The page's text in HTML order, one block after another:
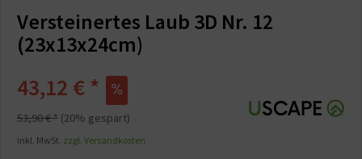
Versteinertes Laub 3D Nr. 12
(23x13x24cm)
43,12 € *
53,90 € * (20% gespart)
inkl. MwSt. zzgl. Versandkosten